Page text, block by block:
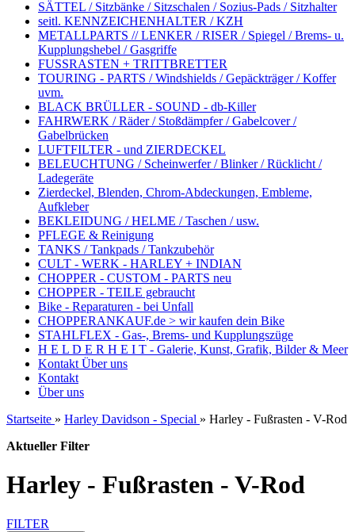
SÄTTEL / Sitzbänke / Sitzschalen / Sozius-Pads / Sitzhalter
seitl. KENNZEICHENHALTER / KZH
METALLPARTS // LENKER / RISER / Spiegel / Brems- u.
Kupplungshebel / Gasgriffe
FUSSRASTEN + TRITTBRETTER
TOURING - PARTS / Windshields / Gepäckträger / Koffer
uvm.
BLACK BRÜLLER - SOUND - db-Killer
FAHRWERK / Räder / Stoßdämpfer / Gabelcover /
Gabelbrücken
LUFTFILTER - und ZIERDECKEL
BELEUCHTUNG / Scheinwerfer / Blinker / Rücklicht /
Ladegeräte
Zierdeckel, Blenden, Chrom-Abdeckungen, Embleme,
Aufkleber
BEKLEIDUNG / HELME / Taschen / usw.
PFLEGE & Reinigung
TANKS / Tankpads / Tankzubehör
CULT - WERK - HARLEY + INDIAN
CHOPPER - CUSTOM - PARTS neu
CHOPPER - TEILE gebraucht
Bike - Reparaturen - bei Unfall
CHOPPERANKAUF.de > wir kaufen dein Bike
STAHLFLEX - Gas-, Brems- und Kupplungszüge
H E L D E R H E I T - Galerie, Kunst, Grafik, Bilder & Meer
Kontakt Über uns
Kontakt
Über uns
Startseite » Harley Davidson - Special » Harley - Fußrasten - V-Rod
Aktueller Filter
Harley - Fußrasten - V-Rod
FILTER